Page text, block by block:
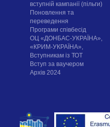
вступній кампанії (пільги)
Поновлення та
переведення
Програми співбесід
ОЦ «ДОНБАС-УКРАЇНА»,
«КРИМ-УКРАЇНА»,
Вступникам із ТОТ
Вступ за ваучером
Архів 2024